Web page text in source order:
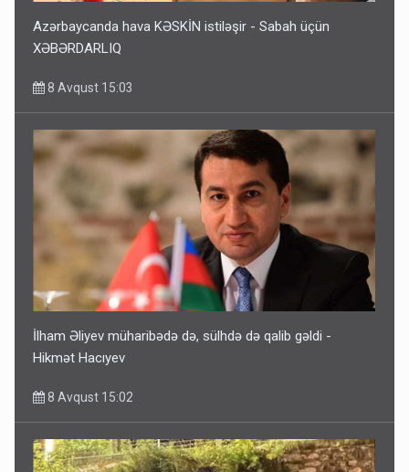
Azərbaycanda hava KƏSKİN istiləşir - Sabah üçün
XƏBƏRDARLIQ
8 Avqust 15:03
İlham Əliyev müharibədə də, sülhdə də qalib gəldi -
Hikmət Hacıyev
8 Avqust 15:02